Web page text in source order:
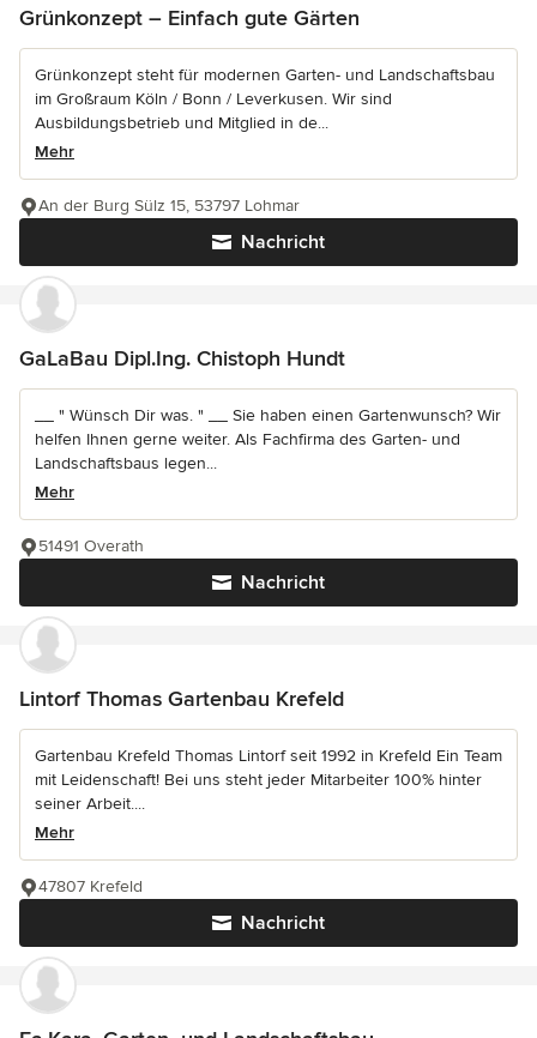
Grünkonzept – Einfach gute Gärten
Grünkonzept steht für modernen Garten- und Landschaftsbau
im Großraum Köln / Bonn / Leverkusen. Wir sind
Ausbildungsbetrieb und Mitglied in de...
Mehr
Nachricht
An der Burg Sülz 15, 53797 Lohmar
GaLaBau Dipl.Ing. Chistoph Hundt
__ " Wünsch Dir was. " __ Sie haben einen Gartenwunsch? Wir
helfen Ihnen gerne weiter. Als Fachfirma des Garten- und
Landschaftsbaus legen...
Mehr
Nachricht
51491 Overath
Lintorf Thomas Gartenbau Krefeld
Gartenbau Krefeld Thomas Lintorf seit 1992 in Krefeld Ein Team
mit Leidenschaft! Bei uns steht jeder Mitarbeiter 100% hinter
seiner Arbeit....
Mehr
Nachricht
47807 Krefeld